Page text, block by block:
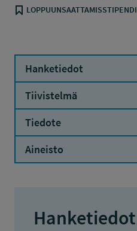
LOPPUUNSAATTAMISSTIPENDI
Hanketiedot
Tiivistelmä
Tiedote
Aineisto
Hanketiedot